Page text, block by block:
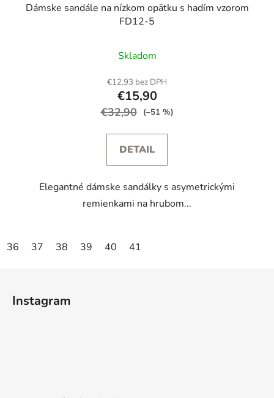
Dámske sandále na nízkom opätku s hadím vzorom
FD12-5
Skladom
€12,93 bez DPH
€15,90
€32,90 (–51 %)
DETAIL
Elegantné dámske sandálky s asymetrickými
remienkami na hrubom...
36 37 38 39 40 41
Instagram